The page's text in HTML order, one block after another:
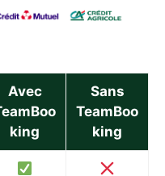
Avec
king
Sans
TeamBoo
king